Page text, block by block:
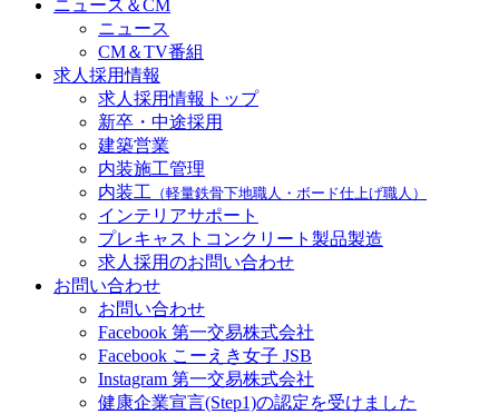
ニュース＆CM
ニュース
CM＆TV番組
求人採用情報
求人採用情報トップ
新卒・中途採用
建築営業
内装施工管理
内装工 （軽量鉄骨下地職人・ボード仕上げ職人）
インテリアサポート
プレキャストコンクリート製品製造
求人採用のお問い合わせ
お問い合わせ
お問い合わせ
Facebook 第一交易株式会社
Facebook こーえき女子 JSB
Instagram 第一交易株式会社
健康企業宣言(Step1)の認定を受けました